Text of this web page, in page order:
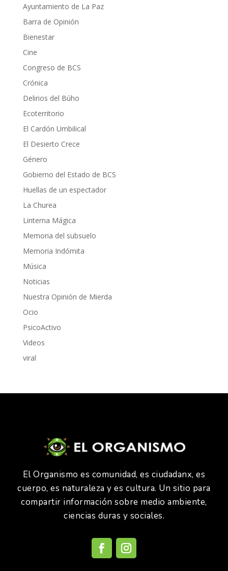
Ayuntamiento de La Paz
Barra de Opinión
Bienestar
Cine
Congreso de BCS
Crónica
Delirios del Búho
Ecoterritorio
El Cardón Umbilical
El Desierto Crece
Género
Gobierno del Estado de BCS
Huellas de un espectador
La Churea
Linterna Mágica
Memoria del subsuelo
Memoria Indómita
Música
Noticias
Nuestra Opinión de Mierda
Ocio
PsicoActivo
Videos
viral
El Organismo es comunidad, es ciudadanx, es
cuerpo, es naturaleza y es cultura. Un sitio para
compartir información sobre medio ambiente,
ciencias duras y sociales.